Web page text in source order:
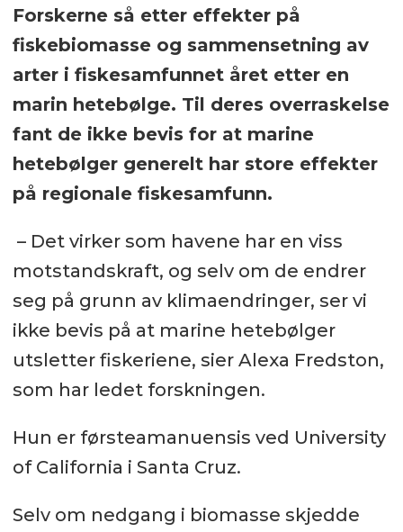
Forskerne så etter effekter på
fiskebiomasse og sammensetning av
arter i fiskesamfunnet året etter en
marin hetebølge. Til deres overraskelse
fant de ikke bevis for at marine
hetebølger generelt har store effekter
på regionale fiskesamfunn.
– Det virker som havene har en viss
motstandskraft, og selv om de endrer
seg på grunn av klimaendringer, ser vi
ikke bevis på at marine hetebølger
utsletter fiskeriene, sier Alexa Fredston,
som har ledet forskningen.
Hun er førsteamanuensis ved University
of California i Santa Cruz.
Selv om nedgang i biomasse skjedde